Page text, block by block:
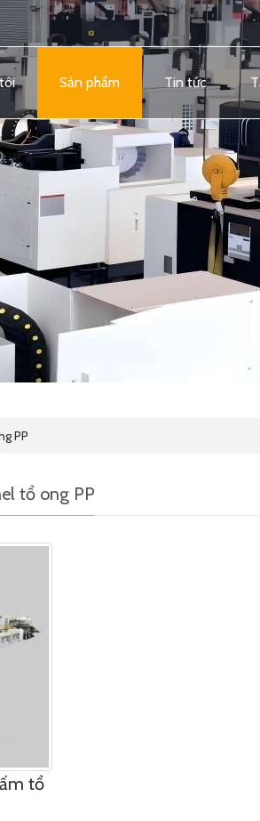
Sản phẩm Tin tức
PP
tổ ong PP
tổ